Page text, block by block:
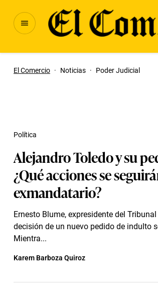
El Comercio · Noticias · Poder Judicial
Alejandro Toledo y su
¿Qué acciones se
exmandatario?
Ernesto Blume, expresidente del
decisión de un nuevo pedido de indulto
Mientra...
Política
Karem Barboza Quiroz